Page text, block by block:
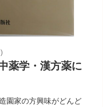
薬学・漢方薬に
園家の方興味がどんど